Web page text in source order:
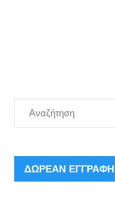
ΔΩΡΕΑΝ ΕΓΓΡΑΦΗ